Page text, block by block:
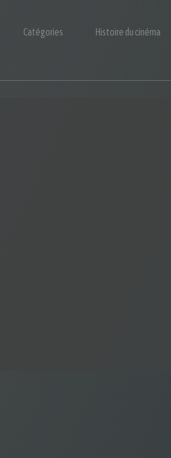
Catégories Histoire du cinéma